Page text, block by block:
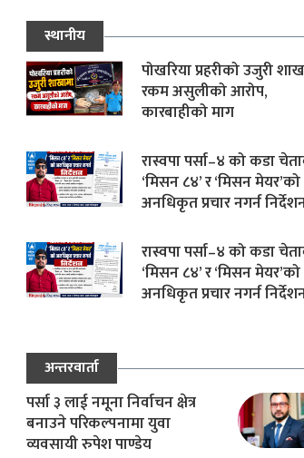
स्थानीय
पोखरिया प्रहरीको उजुरी
रकम असुलीको आरोप,
कारबाहीको माग
रास्वपा पर्सा–४ को कडा
‘मिसन ८४’ र ‘मिसन मेयर’को
अनधिकृत प्रचार नगर्न
रास्वपा पर्सा–४ को कडा
‘मिसन ८४’ र ‘मिसन मेयर’को
अनधिकृत प्रचार नगर्न
अन्तरवार्ता
पर्सा ३ लाई नमूना निर्वाचन क्षेत्र
बनाउने परिकल्पनामा युवा
व्यवसायी रुपेश पाण्डेय